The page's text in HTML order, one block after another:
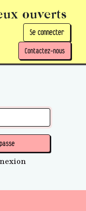
ouverts
Se connecter
Contactez-nous